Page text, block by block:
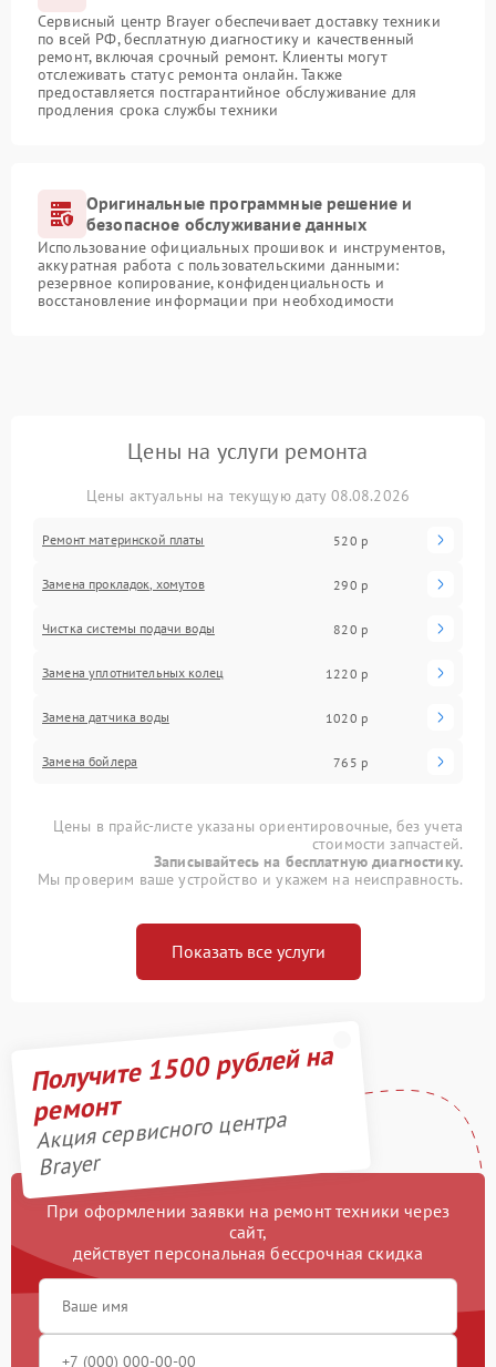
Сервисный центр Brayer обеспечивает доставку техники
по всей РФ, бесплатную диагностику и качественный
ремонт, включая срочный ремонт. Клиенты могут
отслеживать статус ремонта онлайн. Также
предоставляется постгарантийное обслуживание для
продления срока службы техники
Оригинальные программные решение и
безопасное обслуживание данных
Использование официальных прошивок и инструментов,
аккуратная работа с пользовательскими данными:
резервное копирование, конфиденциальность и
восстановление информации при необходимости
Цены на услуги ремонта
Цены актуальны на текущую дату 08.08.2026
Ремонт материнской платы 520 р
Замена прокладок, хомутов 290 р
Чистка системы подачи воды 820 р
Замена уплотнительных колец 1220 р
Замена датчика воды 1020 р
Замена бойлера 765 р
Цены в прайс-листе указаны ориентировочные, без учета
стоимости запчастей.
Записывайтесь на бесплатную диагностику.
Мы проверим ваше устройство и укажем на неисправность.
Показать все услуги
Получите 1500 рублей на
ремонт
Акция сервисного центра
Brayer
При оформлении заявки на ремонт техники через
сайт,
действует персональная бессрочная скидка